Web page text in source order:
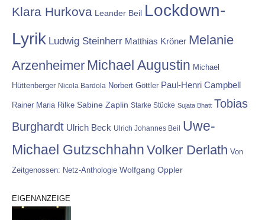
Klara Hurkova Leander Beil Lockdown-
Lyrik Ludwig Steinherr Matthias Kröner Melanie
Arzenheimer Michael Augustin Michael
Hüttenberger Nicola Bardola Norbert Göttler Paul-Henri Campbell
Rainer Maria Rilke Sabine Zaplin Starke Stücke Sujata Bhatt Tobias
Burghardt Ulrich Beck Ulrich Johannes Beil
Uwe-
Michael Gutzschhahn Volker Derlath Von
Zeitgenossen: Netz-Anthologie Wolfgang Oppler
EIGENANZEIGE